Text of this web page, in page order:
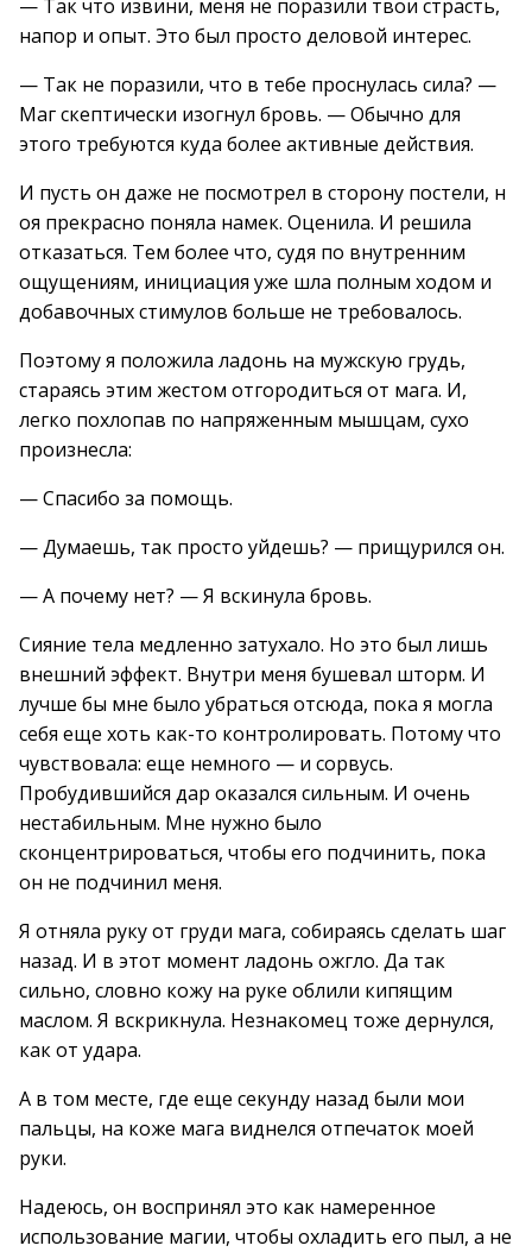
— Так что извини, меня не поразили твои страсть,
напор и опыт. Это был просто деловой интерес.
— Так не поразили, что в тебе проснулась сила? —
Маг скептически изогнул бровь. — Обычно для
этого требуются куда более активные действия.
И пусть он даже не посмотрел в сторону постели, н
оя прекрасно поняла намек. Оценила. И решила
отказаться. Тем более что, судя по внутренним
ощущениям, инициация уже шла полным ходом и
добавочных стимулов больше не требовалось.
Поэтому я положила ладонь на мужскую грудь,
стараясь этим жестом отгородиться от мага. И,
легко похлопав по напряженным мышцам, сухо
произнесла:
— Спасибо за помощь.
— Думаешь, так просто уйдешь? — прищурился он.
— А почему нет? — Я вскинула бровь.
Сияние тела медленно затухало. Но это был лишь
внешний эффект. Внутри меня бушевал шторм. И
лучше бы мне было убраться отсюда, пока я могла
себя еще хоть как-то контролировать. Потому что
чувствовала: еще немного — и сорвусь.
Пробудившийся дар оказался сильным. И очень
нестабильным. Мне нужно было
сконцентрироваться, чтобы его подчинить, пока
он не подчинил меня.
Я отняла руку от груди мага, собираясь сделать шаг
назад. И в этот момент ладонь ожгло. Да так
сильно, словно кожу на руке облили кипящим
маслом. Я вскрикнула. Незнакомец тоже дернулся,
как от удара.
А в том месте, где еще секунду назад были мои
пальцы, на коже мага виднелся отпечаток моей
руки.
Надеюсь, он воспринял это как намеренное
использование магии, чтобы охладить его пыл, а не